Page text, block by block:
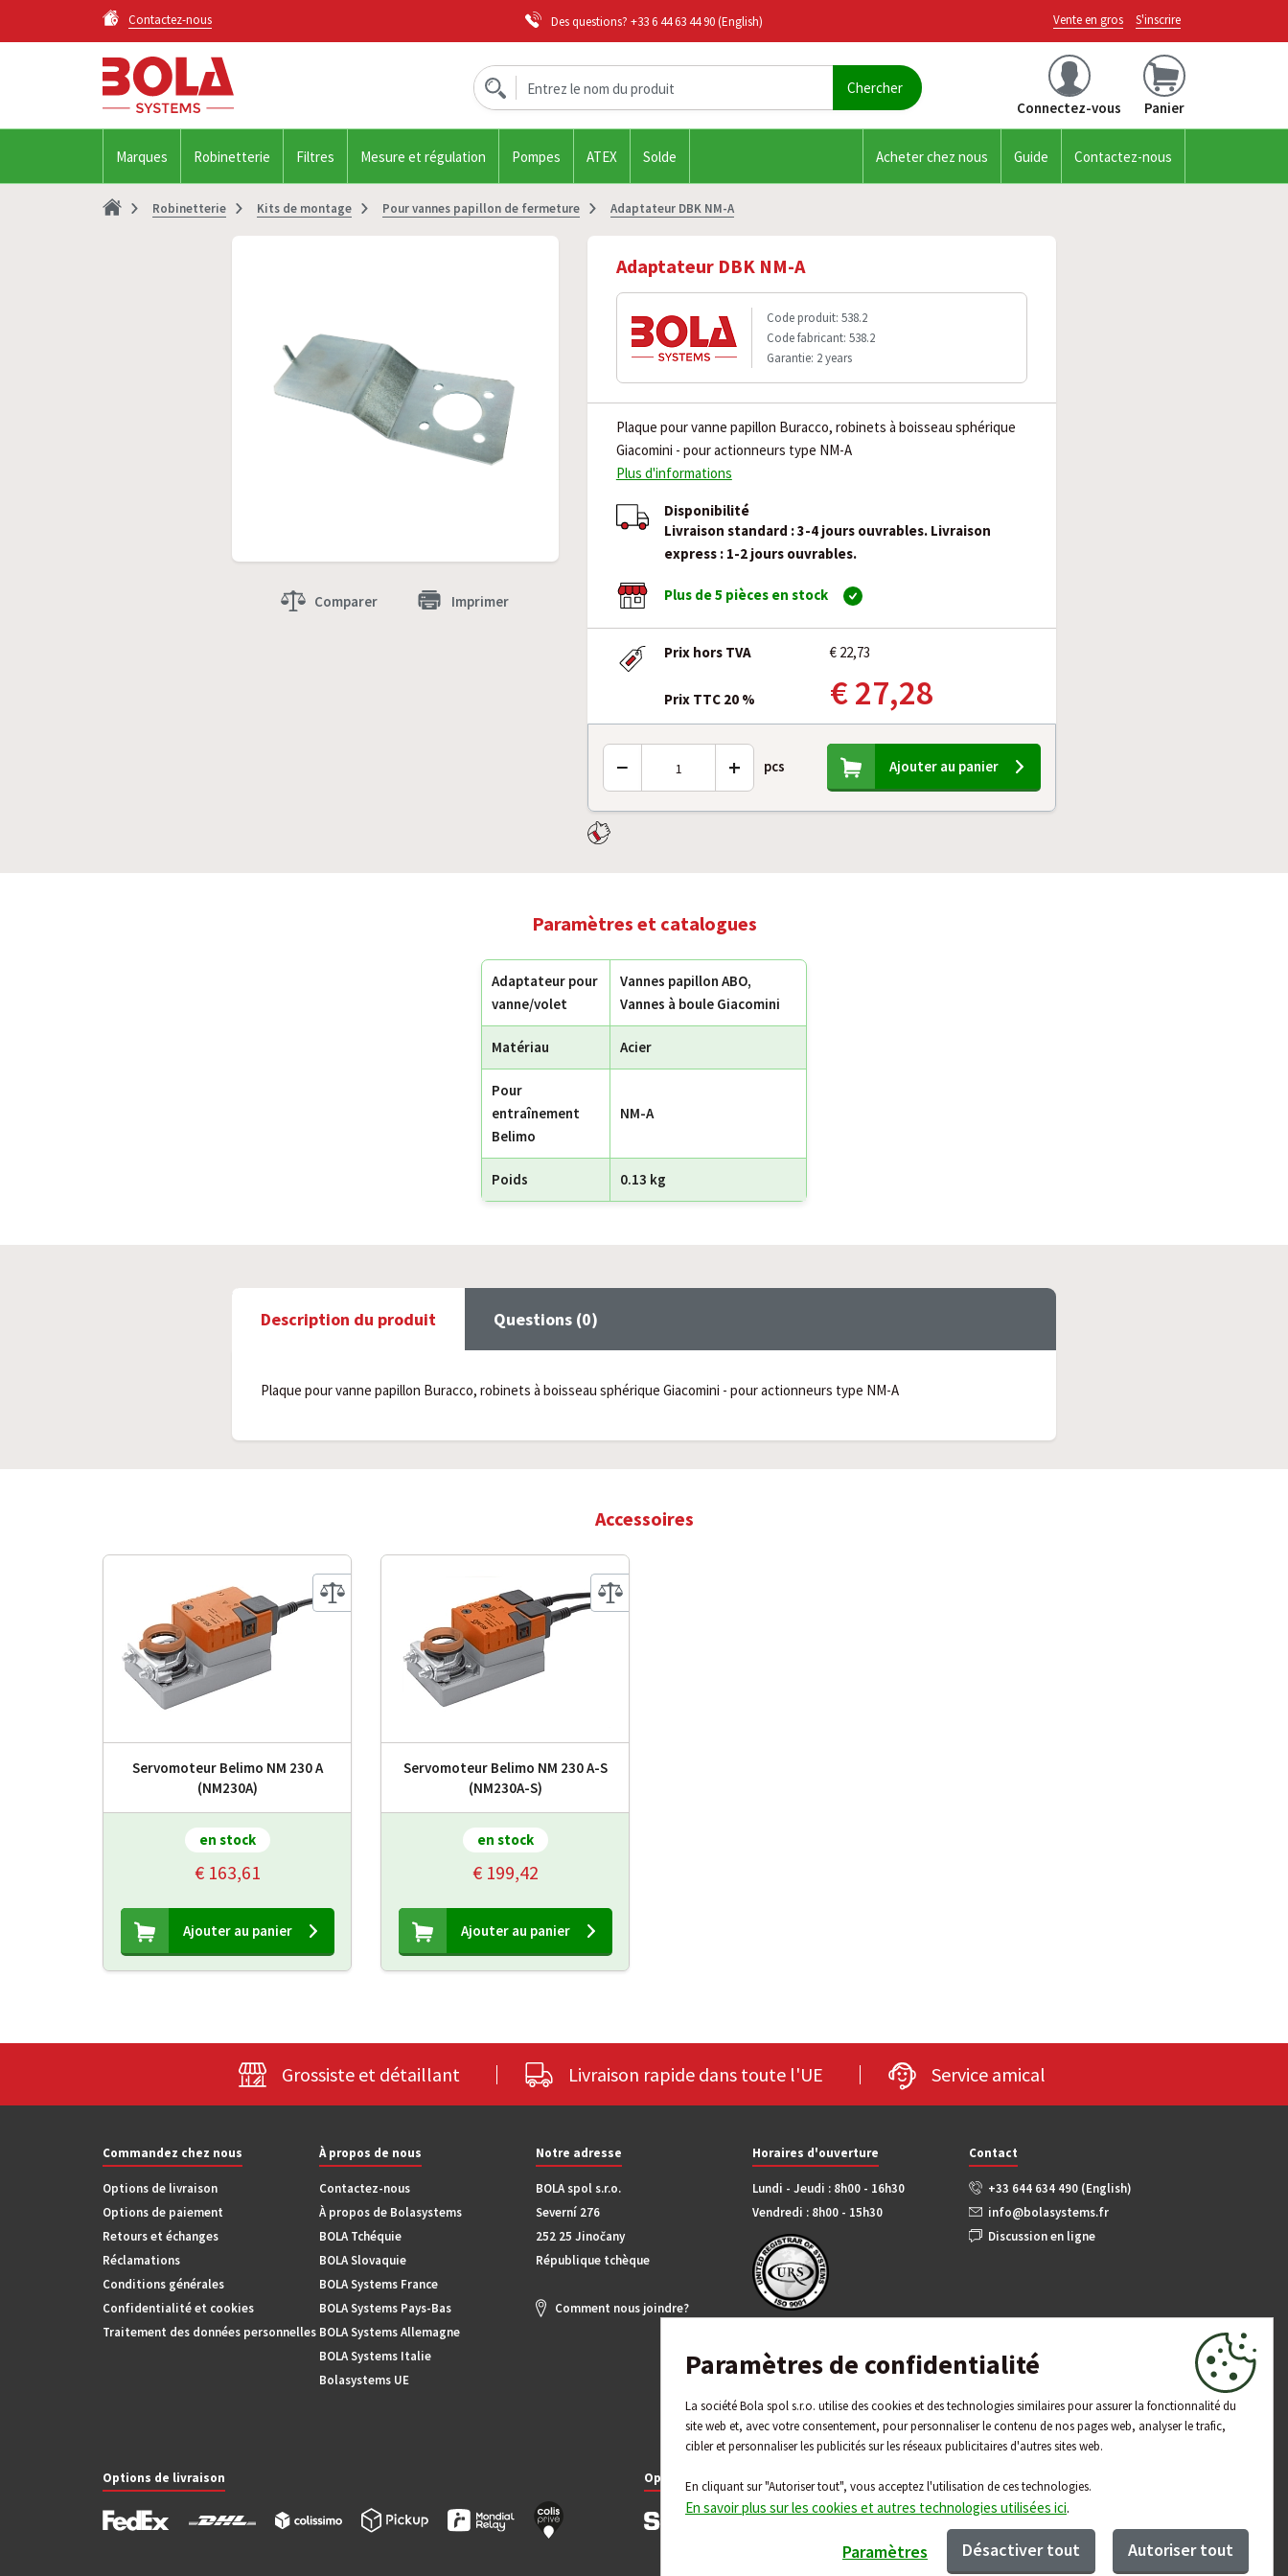
Paramètres de confidentialité
La société Bola spol s.r.o. utilise des cookies et des technologies similaires pour assurer la fonctionnalité du
site web et, avec votre consentement, pour personnaliser le contenu de nos pages web, analyser le trafic,
cibler et personnaliser les publicités sur les réseaux publicitaires d'autres sites web.
En cliquant sur "Autoriser tout", vous acceptez l'utilisation de ces technologies.
En savoir plus sur les cookies et autres technologies utilisées ici.
Paramètres Désactiver tout Autoriser tout
Contactez-nous Des questions? +33 6 44 63 44 90(English) Vente en gros S'inscrire
Connectez-vous Panier
Marques Robinetterie Filtres Mesure et régulation Pompes ATEX Solde Acheter chez nous Guide Contactez-nous
Robinetterie Kits de montage Pour vannes papillon de fermeture Adaptateur DBK NM-A
Comparer Imprimer
Adaptateur DBK NM-A
Code produit: 538.2
Code fabricant: 538.2
Garantie: 2 years
Plaque pour vanne papillon Buracco, robinets à boisseau sphérique
Giacomini - pour actionneurs type NM-A
Plus d'informations
Disponibilité
Livraison standard : 3-4 jours ouvrables. Livraison
express : 1-2 jours ouvrables.
Plus de 5 pièces en stock
Prix hors TVA € 22,73
Prix TTC 20 % € 27,28
pcs
− + Ajouter au panier
Paramètres et catalogues
Adaptateur pour
vanne/volet
Vannes papillon ABO,
Vannes à boule Giacomini
Matériau Acier
Pour
entraînement
Belimo
NM-A
Poids 0.13 kg
Description du produit Questions (0)
Plaque pour vanne papillon Buracco, robinets à boisseau sphérique Giacomini - pour actionneurs type NM-A
Accessoires
Servomoteur Belimo NM 230 A
(NM230A)
en stock
€ 163,61
Ajouter au panier
Servomoteur Belimo NM 230 A-S
(NM230A-S)
en stock
€ 199,42
Ajouter au panier
Grossiste et détaillant Livraison rapide dans toute l'UE Service amical
Commandez chez nous
Options de livraison
Options de paiement
Retours et échanges
Réclamations
Conditions générales
Confidentialité et cookies
Traitement des données personnelles
À propos de nous
Contactez-nous
À propos de Bolasystems
BOLA Tchéquie
BOLA Slovaquie
BOLA Systems France
BOLA Systems Pays-Bas
BOLA Systems Allemagne
BOLA Systems Italie
Bolasystems UE
Notre adresse
BOLA spol s.r.o.
Severní 276
252 25 Jinočany
République tchèque
Comment nous joindre?
Horaires d'ouverture
Lundi - Jeudi : 8h00 - 16h30
Vendredi : 8h00 - 15h30
Contact
+33 644 634 490 (English)
info@bolasystems.fr
Discussion en ligne
Options de livraison Options de paiement